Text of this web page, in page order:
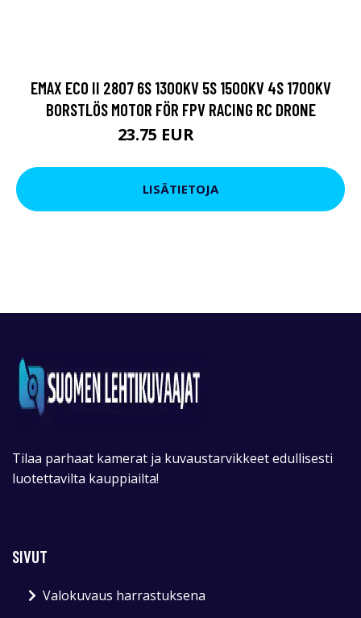
EMAX ECO II 2807 6S 1300KV 5S 1500KV 4S 1700KV
BORSTLÖS MOTOR FÖR FPV RACING RC DRONE
23.75 EUR
LISÄTIETOJA
Tilaa parhaat kamerat ja kuvaustarvikkeet edullisesti
luotettavilta kauppiailta!
SIVUT
Valokuvaus harrastuksena